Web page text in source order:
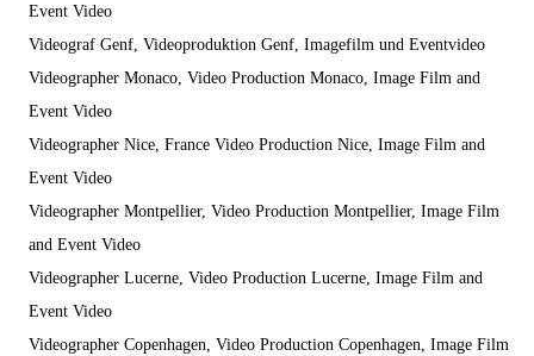
Event Video
Videograf Genf, Videoproduktion Genf, Imagefilm und Eventvideo
Videographer Monaco, Video Production Monaco, Image Film and
Event Video
Videographer Nice, France Video Production Nice, Image Film and
Event Video
Videographer Montpellier, Video Production Montpellier, Image Film
and Event Video
Videographer Lucerne, Video Production Lucerne, Image Film and
Event Video
Videographer Copenhagen, Video Production Copenhagen, Image Film